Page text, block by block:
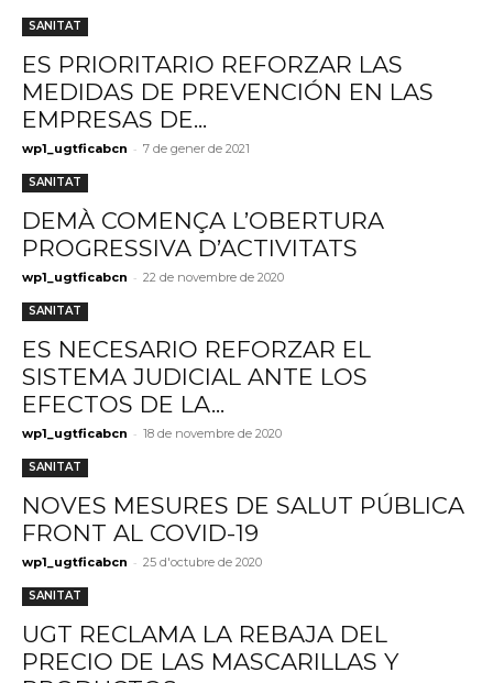
SANITAT
ES PRIORITARIO REFORZAR LAS
MEDIDAS DE PREVENCIÓN EN LAS
EMPRESAS DE...
wp1_ugtficabcn - 7 de gener de 2021
SANITAT
DEMÀ COMENÇA L’OBERTURA
PROGRESSIVA D’ACTIVITATS
wp1_ugtficabcn - 22 de novembre de 2020
SANITAT
ES NECESARIO REFORZAR EL
SISTEMA JUDICIAL ANTE LOS
EFECTOS DE LA...
wp1_ugtficabcn - 18 de novembre de 2020
SANITAT
NOVES MESURES DE SALUT PÚBLICA
FRONT AL COVID-19
wp1_ugtficabcn - 25 d'octubre de 2020
SANITAT
UGT RECLAMA LA REBAJA DEL
PRECIO DE LAS MASCARILLAS Y